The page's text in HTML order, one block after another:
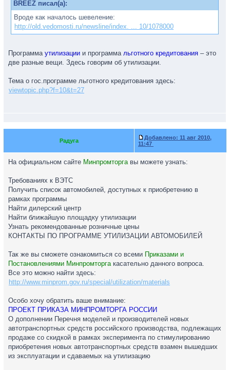
BREEZ писал(а):
Вроде как началось шевеление:
http://old.vedomosti.ru/newsline/index. ... 10/1078000
Программа утилизации и программа льготного кредитования – это
две разные вещи. Здесь говорим об утилизации.
Тема о гос.программе льготного кредитования здесь:
viewtopic.php?f=10&t=27
Радуга Добавлено: 11 авг 2010,
11:47
На официальном сайте Минпромторгавы можете узнать:
Требованиях к ВЭТС
Получить список автомобилей, доступных к приобретению в
рамках программы
Найти дилерский центр
Найти ближайшую площадку утилизации
Узнать рекомендованные розничные цены
КОНТАКТЫ ПО ПРОГРАММЕ УТИЛИЗАЦИИ АВТОМОБИЛЕЙ
Так же вы сможете ознакомиться со всеми Приказами и
Постановлениями Минпромторга касательно данного вопроса.
Все это можно найти здесь:
http://www.minprom.gov.ru/special/utilization/materials
Особо хочу обратить ваше внимание:
ПРОЕКТ ПРИКАЗА МИНПРОМТОРГА РОССИИ
О дополнении Перечня моделей и производителей новых
автотранспортных средств российского производства, подлежащих
продаже со скидкой в рамках эксперимента по стимулированию
приобретения новых автотранспортных средств взамен вышедших
из эксплуатации и сдаваемых на утилизацию